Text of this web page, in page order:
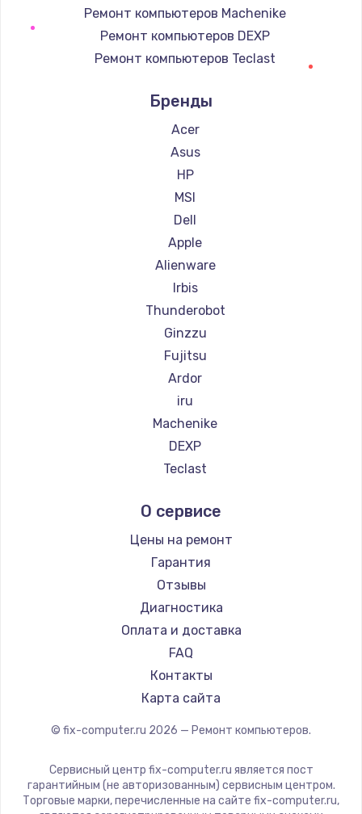
Заказать
Восстановление данных
Заказать
Замена SSD
895 руб.
Заказать
Замена клавиатуры
1290 руб.
Заказать
Замена корпуса
890 руб.
Заказать
Замена тачпада
990 руб.
Заказать
Замена динамика
Заказать
Заказать
1130 руб.
Заказать
Замена USB порта
1290 руб.
Ремонт компьютеров Machenike
Ремонт компьютеров DEXP
Ремонт компьютеров Teclast
Ремонт компьютеров Beelink
Ремонт компьютеров CHUWI
Бренды
Acer
Asus
HP
MSI
Dell
Apple
Alienware
Irbis
Thunderobot
Ginzzu
Fujitsu
Ardor
iru
Machenike
DEXP
Teclast
Beelink
CHUWI
О сервисе
Цены на ремонт
Гарантия
Отзывы
Диагностика
Оплата и доставка
FAQ
Контакты
Карта сайта
© fix-computer.ru 2026 — Ремонт компьютеров.
Сервисный центр fix-computer.ru является пост
гарантийным (не авторизованным) сервисным центром.
Торговые марки, перечисленные на сайте fix-computer.ru,